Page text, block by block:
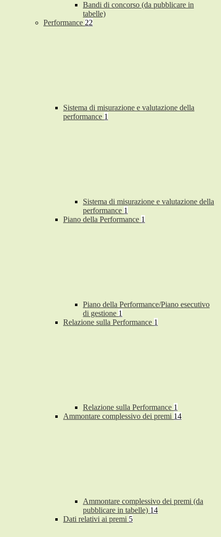
Bandi di concorso (da pubblicare in
tabelle)
Performance 22
Sistema di misurazione e valutazione della
performance 1
Sistema di misurazione e valutazione della
performance 1
Piano della Performance 1
Piano della Performance/Piano esecutivo
di gestione 1
Relazione sulla Performance 1
Relazione sulla Performance 1
Ammontare complessivo dei premi 14
Ammontare complessivo dei premi (da
pubblicare in tabelle) 14
Dati relativi ai premi 5